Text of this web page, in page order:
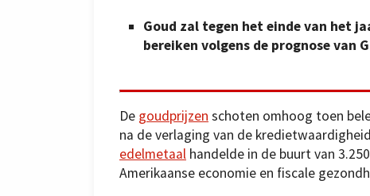
Goud zal tegen het einde van het
bereiken volgens de prognose van
De goudprijzen schoten omhoog toen
na de verlaging van de
edelmetaal handelde in de buurt van
Amerikaanse economie en fiscale